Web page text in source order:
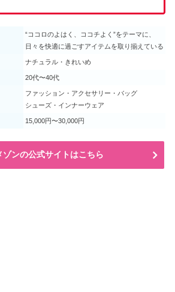
“ココロのよはく、ココチよく”をテーマに、
日々を快適に過ごすアイテムを取り揃えている
ナチュラル・きれいめ
20代〜40代
ファッション・アクセサリー・バッグ
シューズ・インナーウェア
15,000円〜30,000円
ゾンの公式サイトはこちら